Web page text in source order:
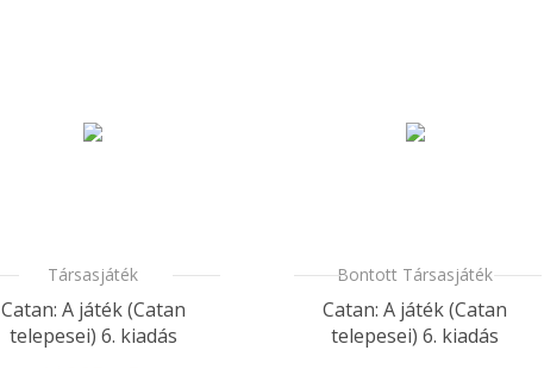
Társasjáték
Catan: A játék (Catan
telepesei) 6. kiadás
Bontott Társasjáték
Catan: A játék (Catan
telepesei) 6. kiadás